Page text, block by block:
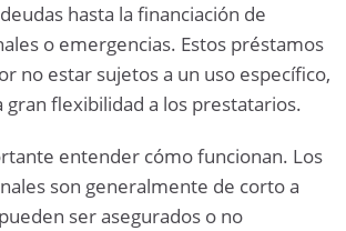
hasta la financiación de
o emergencias. Estos préstamos
no estar sujetos a un uso específico,
gran flexibilidad a los prestatarios.
entender cómo funcionan. Los
son generalmente de corto a
ser asegurados o no